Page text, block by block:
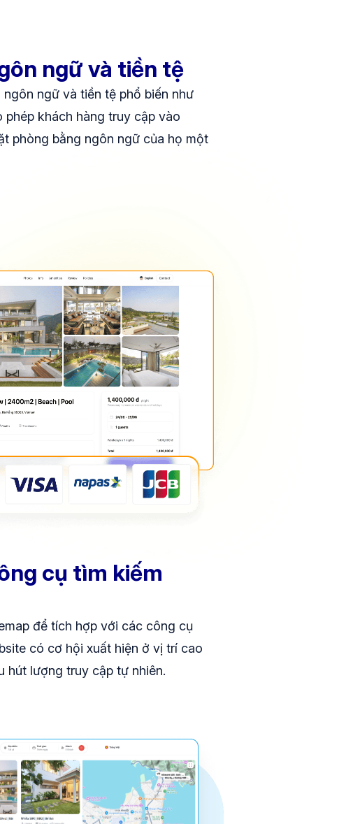
ngữ và tiền tệ
ngữ và tiền tệ phổ biến như
phép khách hàng truy cập vào
phòng bằng ngôn ngữ của họ một
cụ tìm kiếm
để tích hợp với các công cụ
có cơ hội xuất hiện ở vị trí cao
hút lượng truy cập tự nhiên.